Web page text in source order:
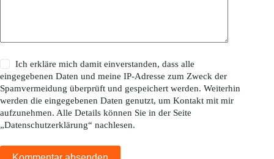
Ich erkläre mich damit einverstanden, dass alle
eingegebenen Daten und meine IP-Adresse zum Zweck der
Spamvermeidung überprüft und gespeichert werden. Weiterhin
werden die eingegebenen Daten genutzt, um Kontakt mit mir
aufzunehmen. Alle Details können Sie in der Seite
„Datenschutzerklärung“ nachlesen.